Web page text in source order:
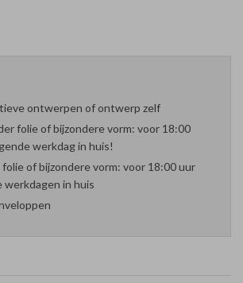
ontwerpen of ontwerp zelf
folie of bijzondere vorm: voor 18:00
werkdag in huis!
of bijzondere vorm: voor 18:00 uur
in huis